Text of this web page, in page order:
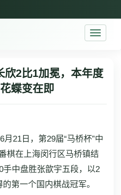
Toggle
欣2比1加冕，本年度
蝶变在即
21日，第29届“马桥杯”中
棋在上海闵行区马桥镇结
手中盘胜张歆宇五段，以2
第一个国内棋战冠军。